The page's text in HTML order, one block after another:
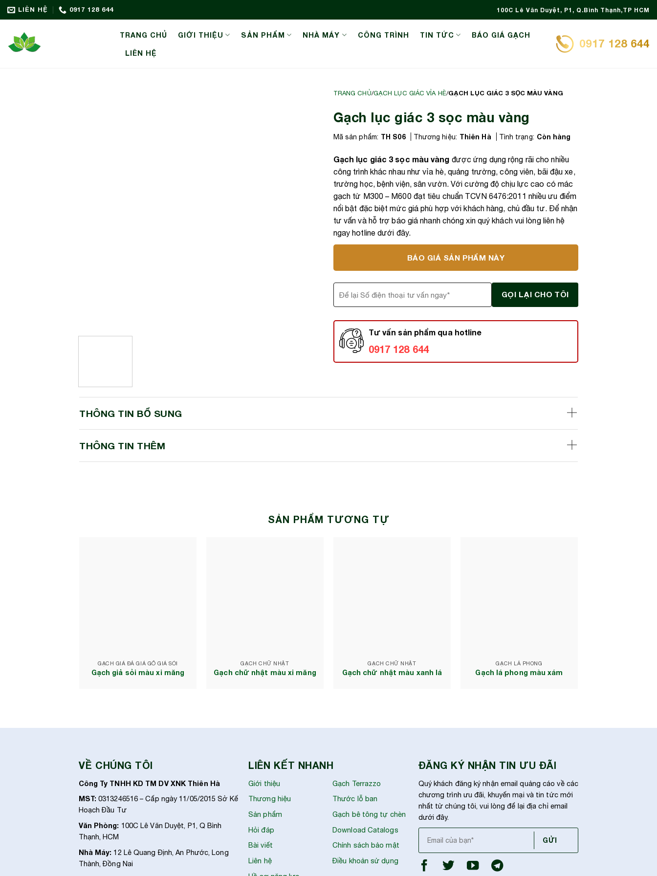
Bỏ
qua
dung
LIÊN HỆ 0917 128 644 100C Lê Văn Duyệt, P1, Q.Bình Thạnh,TP HCM
TRANG CHỦ GIỚI THIỆU SẢN PHẨM NHÀ MÁY CÔNG TRÌNH TIN TỨC BÁO GIÁ GẠCH
LIÊN HỆ
0917 128 644
TRANG CHỦ/GẠCH LỤC GIÁC VỈA HÈ/GẠCH LỤC GIÁC 3 SỌC MÀU VÀNG
Gạch lục giác 3 sọc màu vàng
Mã sản phẩm: TH S06 Thương hiệu: Thiên Hà Tình trạng: Còn hàng
Gạch lục giác 3 sọc màu vàng được ứng dụng rộng rãi cho nhiều
công trình khác nhau như vỉa hè, quảng trường, công viên, bãi đậu xe,
trường học, bệnh viện, sân vườn. Với cường độ chịu lực cao có mác
gạch từ M300 – M600 đạt tiêu chuẩn TCVN 6476:2011 nhiều ưu điểm
nổi bật đặc biệt mức giá phù hợp với khách hàng, chủ đầu tư. Để nhận
tư vấn và hỗ trợ báo giá nhanh chóng xin quý khách vui lòng liên hệ
ngay hotline dưới đây.
BÁO GIÁ SẢN PHẨM NÀY
Tư vấn sản phẩm qua hotline
0917 128 644
THÔNG TIN BỔ SUNG
THÔNG TIN THÊM
SẢN PHẨM TƯƠNG TỰ
GẠCH GIẢ ĐÁ GIẢ GỖ GIẢ SỎI
Gạch giả sỏi màu xi măng
GẠCH CHỮ NHẬT
Gạch chữ nhật màu xi măng
GẠCH CHỮ NHẬT
Gạch chữ nhật màu xanh lá
GẠCH LÁ PHONG
Gạch lá phong màu xám
VỀ CHÚNG TÔI
Công Ty TNHH KD TM DV XNK Thiên Hà
MST: 0313246516 – Cấp ngày 11/05/2015 Sở Kế
Hoạch Đầu Tư
Văn Phòng: 100C Lê Văn Duyệt, P1, Q Bình
Thạnh, HCM
Nhà Máy: 12 Lê Quang Định, An Phước, Long
Thành, Đồng Nai
LIÊN KẾT NHANH
Giới thiệu
Thương hiệu
Sản phẩm
Hỏi đáp
Bài viết
Liên hệ
Gạch Terrazzo
Thước lỗ ban
Gạch bê tông tự chèn
Download Catalogs
Chính sách bảo mật
Điều khoản sử dụng
ĐĂNG KÝ NHẬN TIN ƯU ĐÃI
Quý khách đăng ký nhận email quảng cáo về các
chương trình ưu đãi, khuyến mại và tin tức mới
nhất từ chúng tôi, vui lòng để lại địa chỉ email
dưới đây.